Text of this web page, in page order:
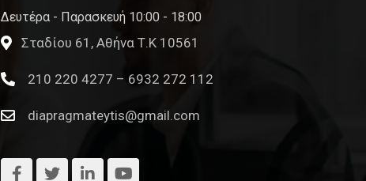
Δευτέρα - Παρασκευή 10:00 - 18:00
Σταδίου 61, Αθήνα Τ.Κ 10561
210 220 4277 – 6932 272 112
diapragmateytis@gmail.com